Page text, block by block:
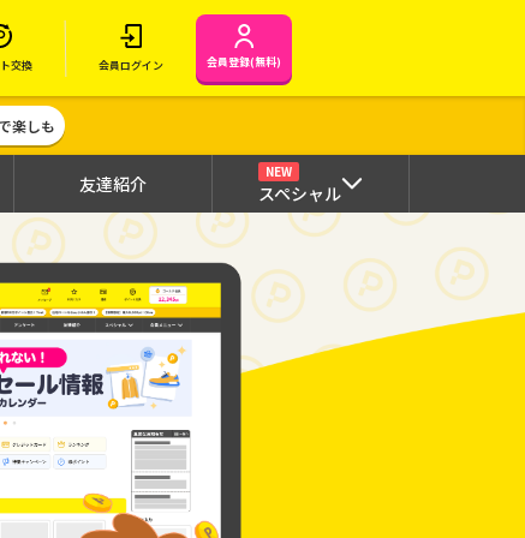
交換 会員ログイン 会員登録(無料)
楽しも
友達紹介
NEW
スペシャル